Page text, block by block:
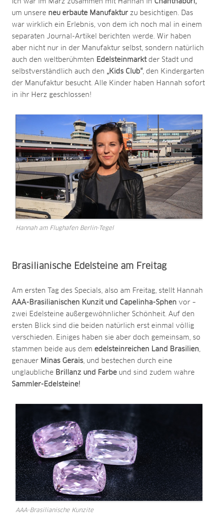
Ich war im März zusammen mit Hannah in Chanthaburi,
um unsere neu erbaute Manufaktur zu besichtigen. Das
war wirklich ein Erlebnis, von dem ich noch mal in einem
separaten Journal-Artikel berichten werde. Wir haben
aber nicht nur in der Manufaktur selbst, sondern natürlich
auch den weltberühmten Edelsteinmarktder Stadt und
selbstverständlich auch den „Kids Club“, den Kindergarten
der Manufaktur besucht. Alle Kinder haben Hannah sofort
in ihr Herz geschlossen!
Hannah am Flughafen Berlin-Tegel
Brasilianische Edelsteine am Freitag
Am ersten Tag des Specials, also am Freitag, stellt Hannah
AAA-Brasilianischen Kunzit und Capelinha-Sphen vor –
zwei Edelsteine außergewöhnlicher Schönheit. Auf den
ersten Blick sind die beiden natürlich erst einmal völlig
verschieden. Einiges haben sie aber doch gemeinsam, so
stammen beide aus dem edelsteinreichen Land Brasilien,
genauer Minas Gerais, und bestechen durch eine
unglaubliche Brillanz und Farbe und sind zudem wahre
Sammler-Edelsteine!
AAA-Brasilianische Kunzite